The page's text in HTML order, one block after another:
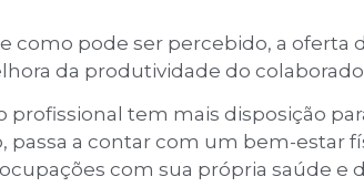
como pode ser percebido, a oferta
da produtividade do
profissional tem mais disposição
passa a contar com um bem-estar
com sua própria saúde e